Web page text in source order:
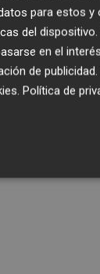
de
para estos
del
en el
de publicidad
. Política de